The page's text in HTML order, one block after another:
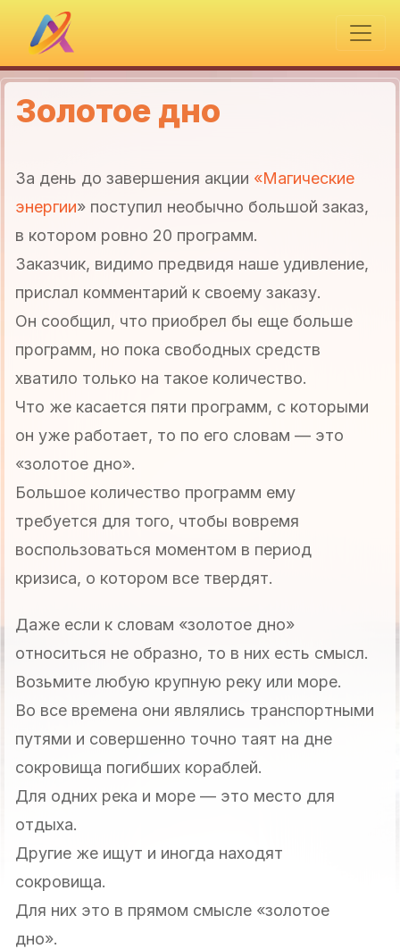
Золотое дно
За день до завершения акции «Магические
энергии» поступил необычно большой заказ,
в котором ровно 20 программ.
Заказчик, видимо предвидя наше удивление,
прислал комментарий к своему заказу.
Он сообщил, что приобрел бы еще больше
программ, но пока свободных средств
хватило только на такое количество.
Что же касается пяти программ, с которыми
он уже работает, то по его словам — это
«золотое дно».
Большое количество программ ему
требуется для того, чтобы вовремя
воспользоваться моментом в период
кризиса, о котором все твердят.
Даже если к словам «золотое дно»
относиться не образно, то в них есть смысл.
Возьмите любую крупную реку или море.
Во все времена они являлись транспортными
путями и совершенно точно таят на дне
сокровища погибших кораблей.
Для одних река и море — это место для
отдыха.
Другие же ищут и иногда находят
сокровища.
Для них это в прямом смысле «золотое
дно».